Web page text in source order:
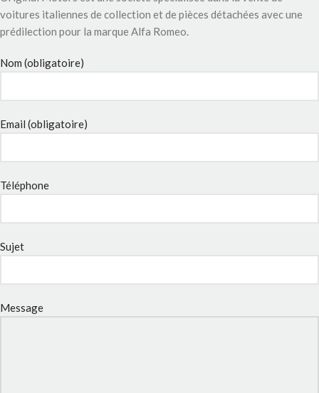
voitures italiennes de collection et de pièces détachées avec une
prédilection pour la marque Alfa Romeo.
Nom (obligatoire)
Email (obligatoire)
Téléphone
Sujet
Message